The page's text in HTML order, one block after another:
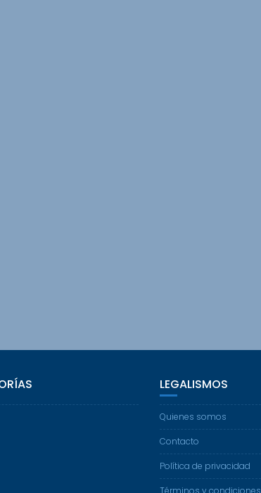
LEGALISMOS
Quienes somos
Contacto
Política de privacidad
Términos y condiciones